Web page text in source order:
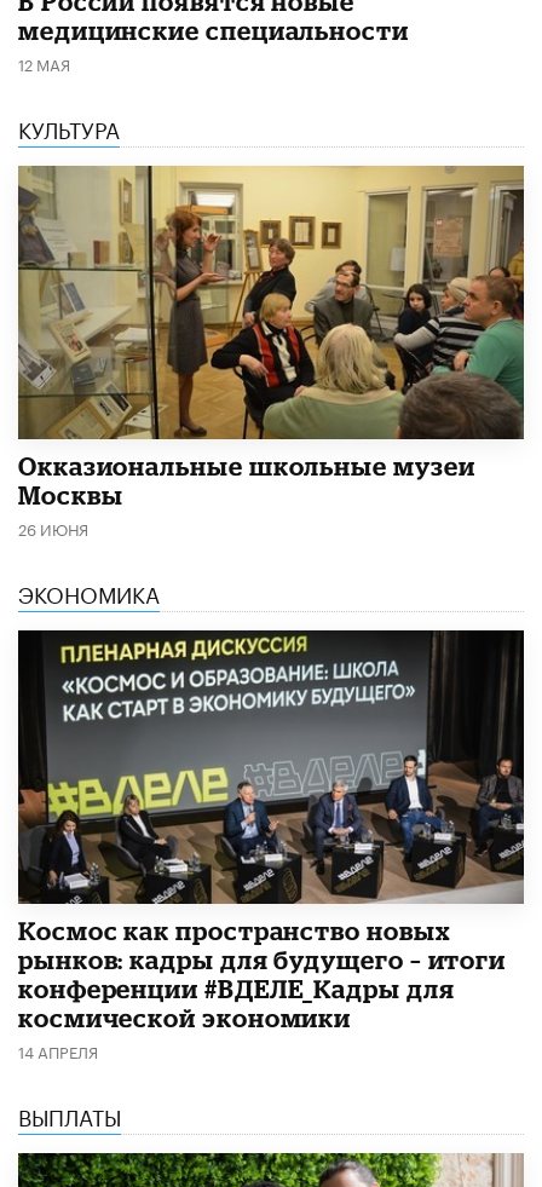
медицинские специальности
12 МАЯ
КУЛЬТУРА
​Окказиональные школьные музеи
Москвы
26 ИЮНЯ
ЭКОНОМИКА
Космос как пространство новых
рынков: кадры для будущего – итоги
конференции #ВДЕЛЕ_Кадры для
космической экономики
14 АПРЕЛЯ
ВЫПЛАТЫ